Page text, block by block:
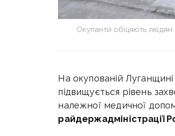
Окупанти обіцяють
На окупованій Луганщині
підвищується рівень
належної медичної
райдержадміністрації